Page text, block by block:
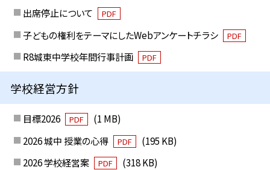
出席停止について PDF
子どもの権利をテーマにしたWebアンケートチラシ PDF
R8城東中学校年間行事計画 PDF
学校経営方針
目標2026 PDF
(1 MB)
2026 城中 授業の心得
PDF
(195 KB)
2026 学校経営案
PDF
(318 KB)